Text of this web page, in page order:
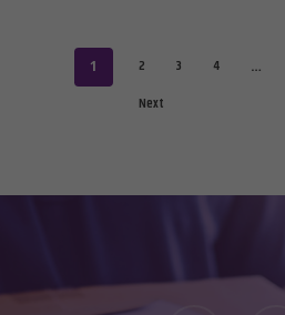
1 2 3 4 …
Next